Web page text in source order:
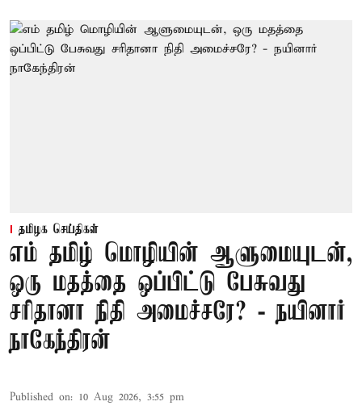
தமிழக செய்திகள்
எம் தமிழ் மொழியின் ஆளுமையுடன்,
ஒரு மதத்தை ஒப்பிட்டு பேசுவது
சரிதானா நிதி அமைச்சரே? - நயினார்
நாகேந்திரன்
Published on: 10 Aug 2026, 3:55 pm